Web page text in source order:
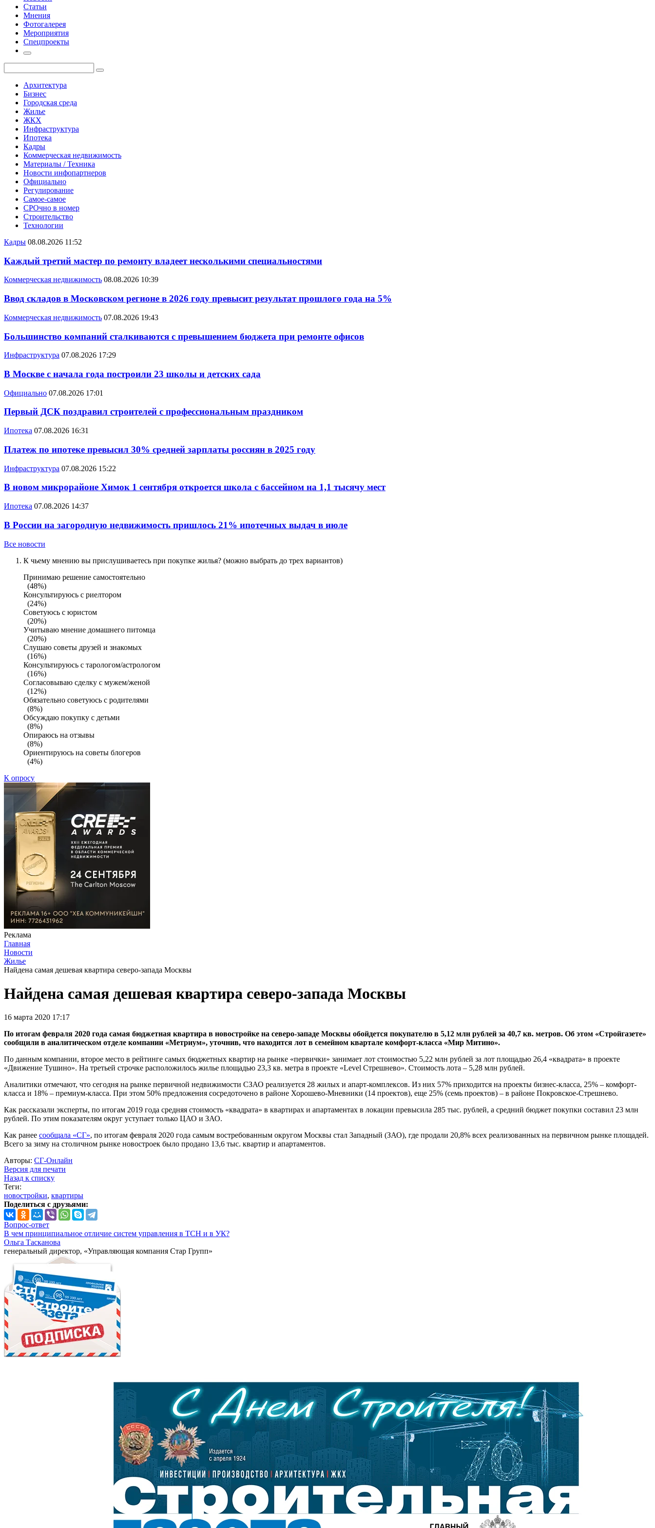
Статьи
Мнения
Фотогалерея
Мероприятия
Спецпроекты
Архитектура
Бизнес
Городская среда
Жилье
ЖКХ
Инфраструктура
Ипотека
Кадры
Коммерческая недвижимость
Материалы / Техника
Новости инфопартнеров
Официально
Регулирование
Самое-самое
СРОчно в номер
Строительство
Технологии
Кадры 08.08.2026 11:52
Каждый третий мастер по ремонту владеет несколькими специальностями
Коммерческая недвижимость 08.08.2026 10:39
Ввод складов в Московском регионе в 2026 году превысит результат прошлого года на 5%
Коммерческая недвижимость 07.08.2026 19:43
Большинство компаний сталкиваются с превышением бюджета при ремонте офисов
Инфраструктура 07.08.2026 17:29
В Москве с начала года построили 23 школы и детских сада
Официально 07.08.2026 17:01
Первый ДСК поздравил строителей с профессиональным праздником
Ипотека 07.08.2026 16:31
Платеж по ипотеке превысил 30% средней зарплаты россиян в 2025 году
Инфраструктура 07.08.2026 15:22
В новом микрорайоне Химок 1 сентября откроется школа с бассейном на 1,1 тысячу мест
Ипотека 07.08.2026 14:37
В России на загородную недвижимость пришлось 21% ипотечных выдач в июле
Все новости
К чьему мнению вы прислушиваетесь при покупке жилья? (можно выбрать до трех вариантов)
Принимаю решение самостоятельно
(48%)
Консультируюсь с риелтором
(24%)
Советуюсь с юристом
(20%)
Учитываю мнение домашнего питомца
(20%)
Слушаю советы друзей и знакомых
(16%)
Консультируюсь с тарологом/астрологом
(16%)
Согласовываю сделку с мужем/женой
(12%)
Обязательно советуюсь с родителями
(8%)
Обсуждаю покупку с детьми
(8%)
Опираюсь на отзывы
(8%)
Ориентируюсь на советы блогеров
(4%)
К опросу
Реклама
Главная
Новости
Жилье
Найдена самая дешевая квартира северо-запада Москвы
Найдена самая дешевая квартира северо-запада Москвы
16 марта 2020 17:17
По итогам февраля 2020 года самая бюджетная квартира в новостройке на северо-западе Москвы обойдется покупателю в 5,12 млн рублей за 40,7 кв. метров. Об этом «Стройгазете»
сообщили в аналитическом отделе компании «Метриум», уточнив, что находится лот в семейном квартале комфорт-класса «Мир Митино».
По данным компании, второе место в рейтинге самых бюджетных квартир на рынке «первички» занимает лот стоимостью 5,22 млн рублей за лот площадью 26,4 «квадрата» в проекте
«Движение Тушино». На третьей строчке расположилось жилье площадью 23,3 кв. метра в проекте «Level Стрешнево». Стоимость лота – 5,28 млн рублей.
Аналитики отмечают, что сегодня на рынке первичной недвижимости СЗАО реализуется 28 жилых и апарт-комплексов. Из них 57% приходится на проекты бизнес-класса, 25% – комфорт-
класса и 18% – премиум-класса. При этом 50% предложения сосредоточено в районе Хорошево-Мневники (14 проектов), еще 25% (семь проектов) – в районе Покровское-Стрешнево.
Как рассказали эксперты, по итогам 2019 года средняя стоимость «квадрата» в квартирах и апартаментах в локации превысила 285 тыс. рублей, а средний бюджет покупки составил 23 млн
рублей. По этим показателям округ уступает только ЦАО и ЗАО.
Как ранее сообщала «СГ», по итогам февраля 2020 года самым востребованным округом Москвы стал Западный (ЗАО), где продали 20,8% всех реализованных на первичном рынке площадей.
Всего за зиму на столичном рынке новостроек было продано 13,6 тыс. квартир и апартаментов.
Авторы: СГ-Онлайн
Версия для печати
Назад к списку
Теги:
новостройки, квартиры
Поделиться с друзьями:
Вопрос-ответ
В чем принципиальное отличие систем управления в ТСН и в УК?
Ольга Тасканова
генеральный директор, «Управляющая компания Стар Групп»